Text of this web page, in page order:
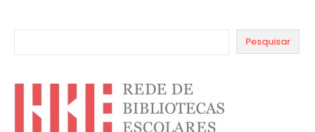
Pesquisar